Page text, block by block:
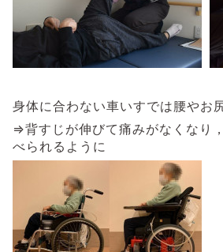
身体に合わない車いすでは腰やお
⇒背すじが伸びて痛みがなくなり
べられるように